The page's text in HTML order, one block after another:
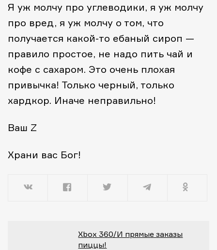
Я уж молчу про углеводики, я уж молчу
про вред, я уж молчу о том, что
получается какой-то ебаный сироп —
правило простое, не надо пить чай и
кофе с сахаром. Это очень плохая
привычка! Только черный, только
хардкор. Иначе неправильно!
Ваш Z
Храни вас Бог!
Xbox 360/И прямые заказы
пиццы!